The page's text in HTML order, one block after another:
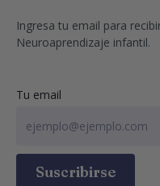
Ingresa tu email para
Neuroaprendizaje infantil.
Tu email
Suscribirse